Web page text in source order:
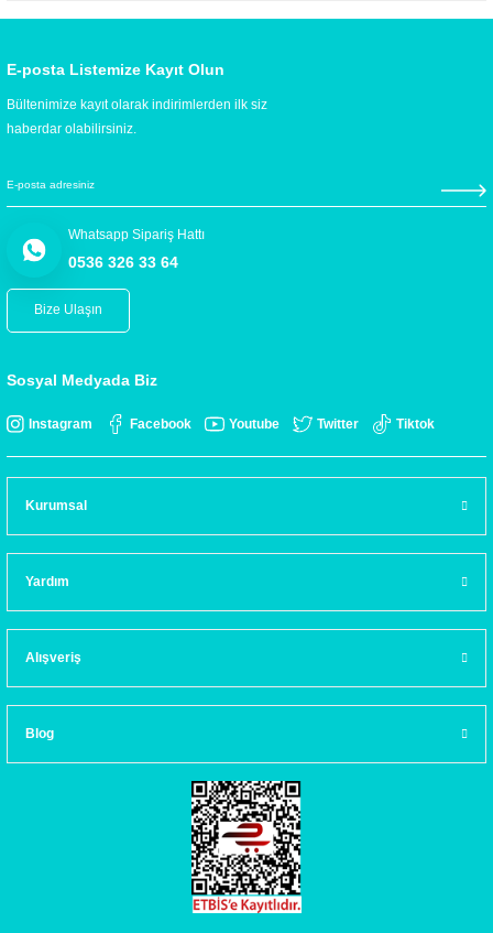
E-posta Listemize Kayıt Olun
Bültenimize kayıt olarak indirimlerden ilk siz
haberdar olabilirsiniz.
Whatsapp Sipariş Hattı
0536 326 33 64
Bize Ulaşın
Sosyal Medyada Biz
Instagram Facebook Youtube Twitter Tiktok
Kurumsal
Yardım
Alışveriş
Blog